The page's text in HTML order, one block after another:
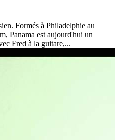
Formés à Philadelphie au
Panama est aujourd'hui un
Fred à la guitare,...